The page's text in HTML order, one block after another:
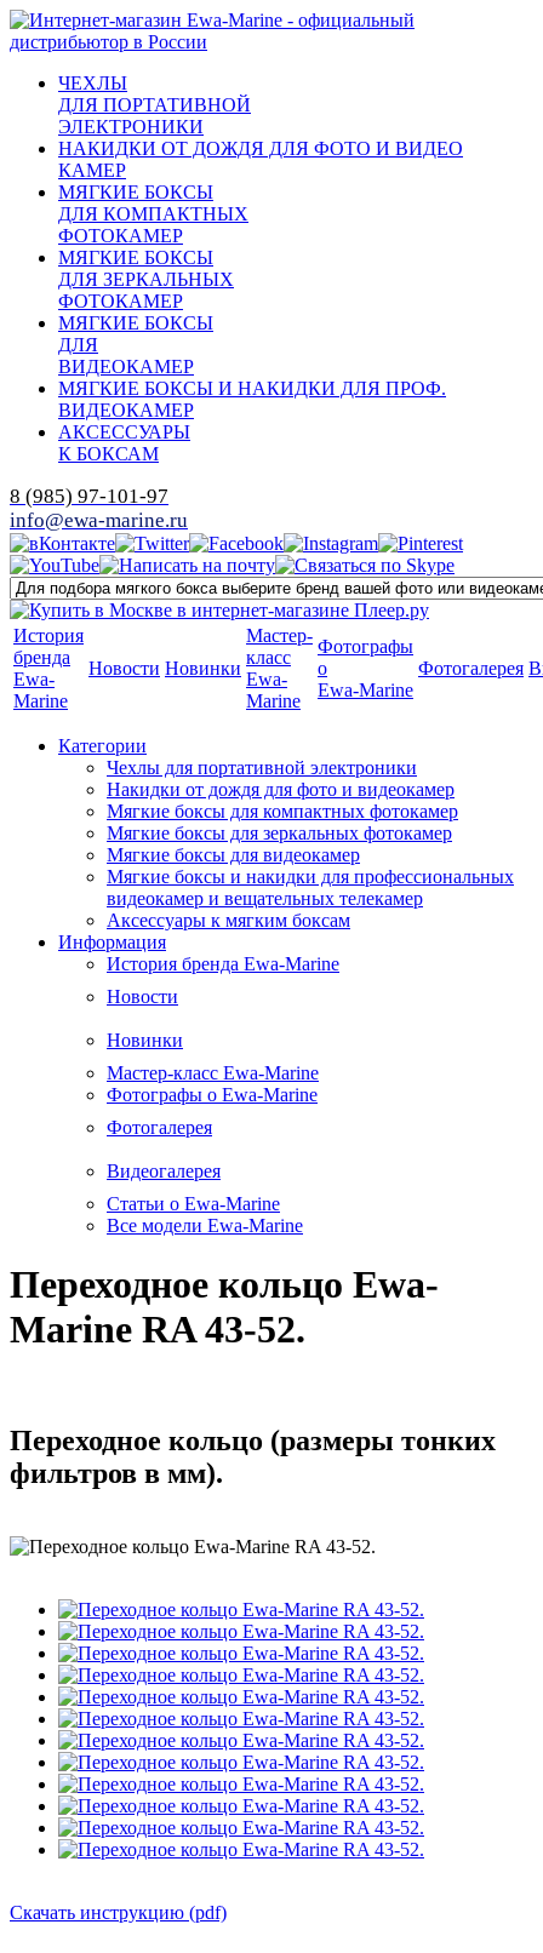
ЧЕХЛЫ
ДЛЯ ПОРТАТИВНОЙ
ЭЛЕКТРОНИКИ
НАКИДКИ ОТ ДОЖДЯ ДЛЯ ФОТО И ВИДЕО
КАМЕР
МЯГКИЕ БОКСЫ
ДЛЯ КОМПАКТНЫХ
ФОТОКАМЕР
МЯГКИЕ БОКСЫ
ДЛЯ ЗЕРКАЛЬНЫХ
ФОТОКАМЕР
МЯГКИЕ БОКСЫ
ДЛЯ
ВИДЕОКАМЕР
МЯГКИЕ БОКСЫ И НАКИДКИ ДЛЯ ПРОФ.
ВИДЕОКАМЕР
АКСЕССУАРЫ
К БОКСАМ
8 (985) 97-101-97
info@ewa-marine.ru
История
бренда
Ewa-
Marine
Новости Новинки
Мастер-
класс
Ewa-
Marine
Фотографы
о
Ewa-Marine
Фотогалерея
Категории
Чехлы для портативной электроники
Накидки от дождя для фото и видеокамер
Мягкие боксы для компактных фотокамер
Мягкие боксы для зеркальных фотокамер
Мягкие боксы для видеокамер
Мягкие боксы и накидки для профессиональных
видеокамер и вещательных телекамер
Аксессуары к мягким боксам
Информация
История бренда Ewa-Marine
Новости
Новинки
Мастер-класс Ewa-Marine
Фотографы о Ewa-Marine
Фотогалерея
Видеогалерея
Статьи о Ewa-Marine
Все модели Ewa-Marine
Переходное кольцо Ewa-
Marine RA 43-52.
Переходное кольцо (размеры тонких
фильтров в мм).
Скачать инструкцию (pdf)